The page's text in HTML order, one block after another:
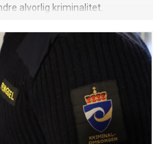
alvorlig kriminalitet.
timeantallet – et sted mellom
gjennomføres normalt
har det vært en gradvis
Vi ser imidlertid en
25 år som idømmes
i 2025. Samfunnsstraff
domfelte. Tiltaket
og krav om samfunnsnyttig